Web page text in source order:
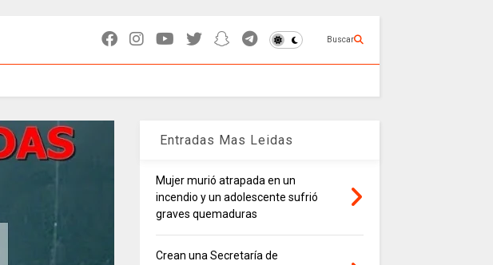
Buscar
Entradas Mas Leidas
Mujer murió atrapada en un
incendio y un adolescente sufrió
graves quemaduras
Crean una Secretaría de